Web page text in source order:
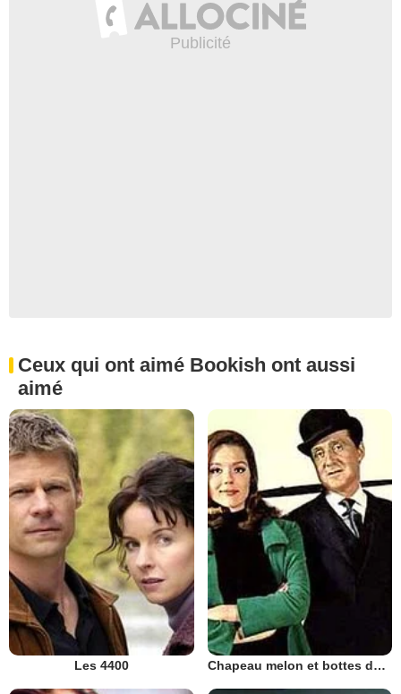
Ceux qui ont aimé Bookish ont aussi
aimé
Les 4400 Chapeau melon et bottes de cuir - 1961